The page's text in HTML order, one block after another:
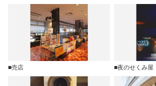
■売店 ■夜のせくみ屋